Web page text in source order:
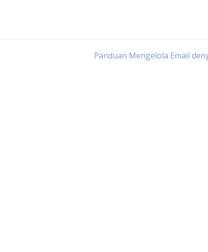
Panduan Mengelola Email